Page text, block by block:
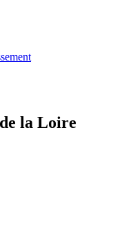
la Loire